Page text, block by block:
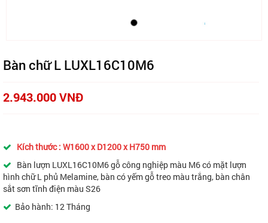
Bàn chữ L LUXL16C10M6
2.943.000 VNĐ
Kích thước : W1600 x D1200 x H750 mm
Bàn lượn LUXL16C10M6 gỗ công nghiệp màu M6 có mặt lượn
hình chữ L phủ Melamine, bàn có yếm gỗ treo màu trắng, bàn chân
sắt sơn tĩnh điện màu S26
Bảo hành: 12 Tháng